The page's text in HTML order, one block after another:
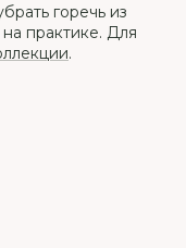
горечь из
практике. Для
.